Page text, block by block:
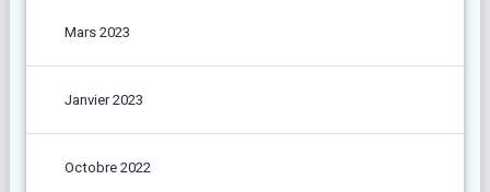
Mars 2023
Janvier 2023
Octobre 2022